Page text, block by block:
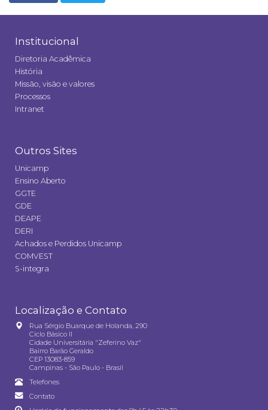
Institucional
Diretoria Acadêmica
História
Missão, visão e valores
Processos
Intranet
Outros Sites
Unicamp
Ensino Aberto
GGTE
GDE
DEAPE
DERI
Achados e Perdidos Unicamp
COMVEST
S-integra
Localização e Contato
Rua Sérgio Buarque de Holanda, 290
Ciclo Básico II
Cidade Universitária "Zeferino Vaz"
Bairro Barão Geraldo
CEP 13083-859
Campinas - São Paulo - Brasil
Telefones
Contato